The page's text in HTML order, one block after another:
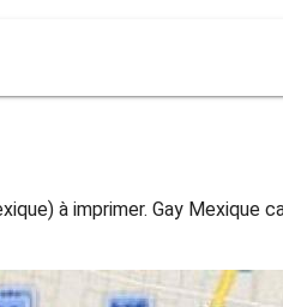
à imprimer. Gay Mexique